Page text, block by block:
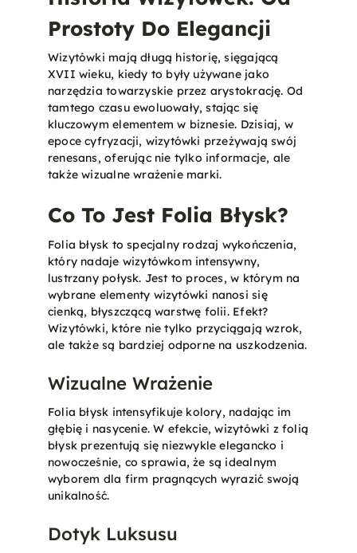
Prostoty Do Elegancji
Wizytówki mają długą historię, sięgającą
XVII wieku, kiedy to były używane jako
narzędzia towarzyskie przez arystokrację. Od
tamtego czasu ewoluowały, stając się
kluczowym elementem w biznesie. Dzisiaj, w
epoce cyfryzacji, wizytówki przeżywają swój
renesans, oferując nie tylko informacje, ale
także wizualne wrażenie marki.
Co To Jest Folia Błysk?
Folia błysk to specjalny rodzaj wykończenia,
który nadaje wizytówkom intensywny,
lustrzany połysk. Jest to proces, w którym na
wybrane elementy wizytówki nanosi się
cienką, błyszczącą warstwę folii. Efekt?
Wizytówki, które nie tylko przyciągają wzrok,
ale także są bardziej odporne na uszkodzenia.
Wizualne Wrażenie
Folia błysk intensyfikuje kolory, nadając im
głębię i nasycenie. W efekcie, wizytówki z folią
błysk prezentują się niezwykle elegancko i
nowocześnie, co sprawia, że są idealnym
wyborem dla firm pragnących wyrazić swoją
unikalność.
Dotyk Luksusu